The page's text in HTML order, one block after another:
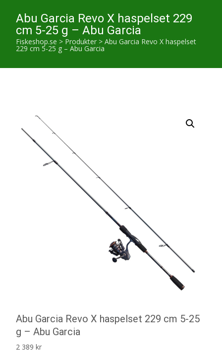
Abu Garcia Revo X haspelset 229
cm 5-25 g – Abu Garcia
Fiskeshop.se > Produkter > Abu Garcia Revo X haspelset
229 cm 5-25 g – Abu Garcia
Abu Garcia Revo X haspelset 229 cm 5-25
g – Abu Garcia
2 389 kr